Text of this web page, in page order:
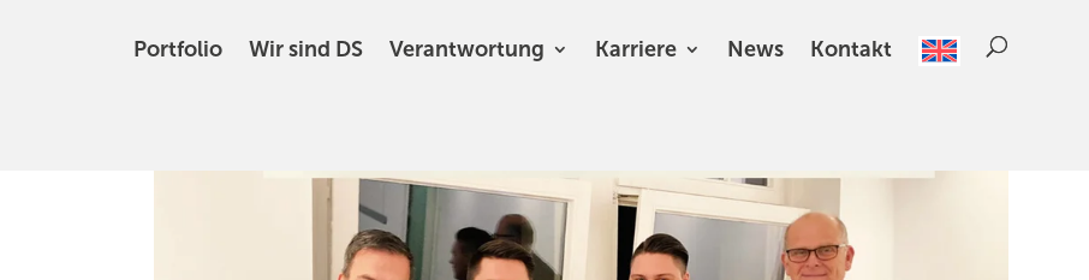
Portfolio Wir sind DS Verantwortung Karriere News Kontakt